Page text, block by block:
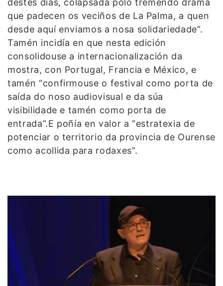
destes días, colapsada polo tremendo drama
que padecen os veciños de La Palma, a quen
desde aquí enviamos a nosa solidariedade”.
Tamén incidía en que nesta edición
consolidouse a internacionalización da
mostra, con Portugal, Francia e México, e
tamén “confirmouse o festival como porta de
saída do noso audiovisual e da súa
visibilidade e tamén como porta de
entrada”.E poñía en valor a “estratexia de
potenciar o territorio da provincia de Ourense
como acollida para rodaxes”.